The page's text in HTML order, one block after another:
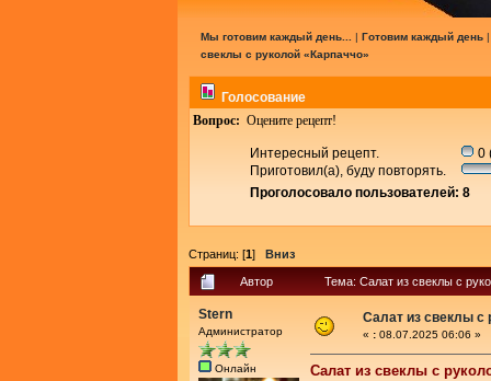
Мы готовим каждый день... | Готовим каждый день
свеклы с руколой «Карпаччо»
Голосование
Вопрос: Оцените рецепт!
Интересный рецепт.
0
Приготовил(а), буду повторять.
Проголосовало пользователей: 8
Страниц: [1] Вниз
Автор Тема: Салат из свеклы с
Stern
Администратор
Онлайн
Салат из свеклы с
« : 08.07.2025 06:06 »
Салат из свеклы с